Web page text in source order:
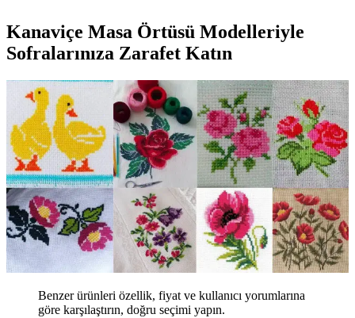
Kanaviçe Masa Örtüsü Modelleriyle
Sofralarınıza Zarafet Katın
Benzer ürünleri özellik, fiyat ve kullanıcı yorumlarına
göre karşılaştırın, doğru seçimi yapın.